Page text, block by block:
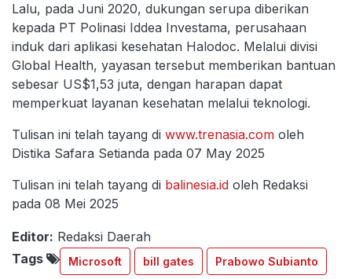
Lalu, pada Juni 2020, dukungan serupa diberikan
kepada PT Polinasi Iddea Investama, perusahaan
induk dari aplikasi kesehatan Halodoc. Melalui divisi
Global Health, yayasan tersebut memberikan bantuan
sebesar US$1,53 juta, dengan harapan dapat
memperkuat layanan kesehatan melalui teknologi.
Tulisan ini telah tayang di www.trenasia.com oleh
Distika Safara Setianda pada 07 May 2025
Tulisan ini telah tayang di balinesia.id oleh Redaksi
pada 08 Mei 2025
Editor: Redaksi Daerah
Tags
Microsoft bill gates Prabowo Subianto